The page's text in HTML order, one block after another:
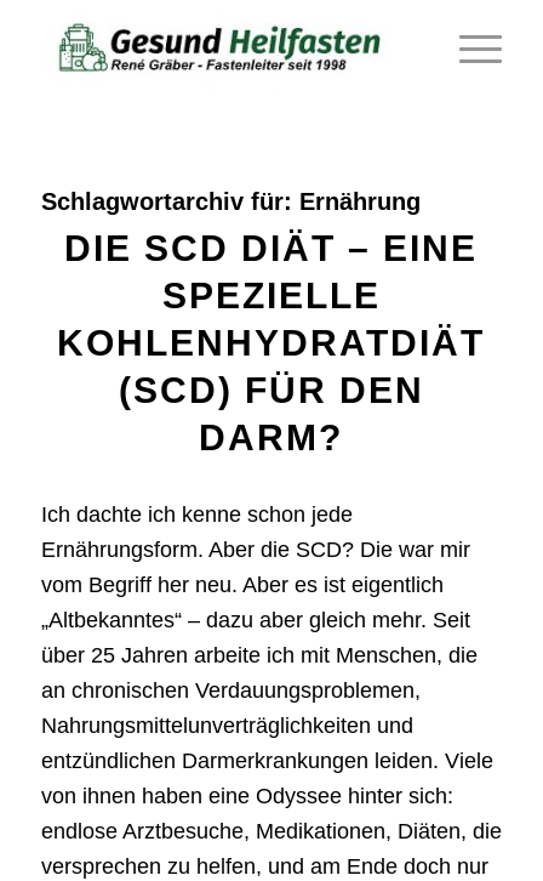
Schlagwortarchiv für: Ernährung
DIE SCD DIÄT – EINE
SPEZIELLE
KOHLENHYDRATDIÄT
(SCD) FÜR DEN
DARM?
Ich dachte ich kenne schon jede
Ernährungsform. Aber die SCD? Die war mir
vom Begriff her neu. Aber es ist eigentlich
„Altbekanntes“ – dazu aber gleich mehr. Seit
über 25 Jahren arbeite ich mit Menschen, die
an chronischen Verdauungsproblemen,
Nahrungsmittelunverträglichkeiten und
entzündlichen Darmerkrankungen leiden. Viele
von ihnen haben eine Odyssee hinter sich:
endlose Arztbesuche, Medikationen, Diäten, die
versprechen zu helfen, und am Ende doch nur